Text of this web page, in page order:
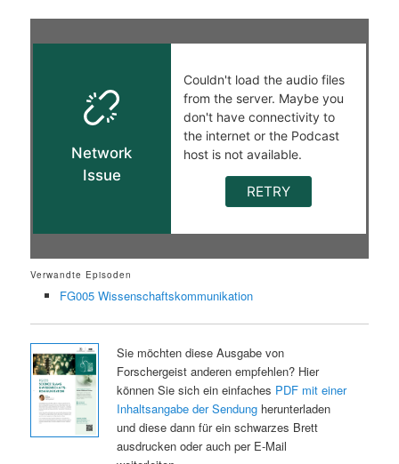
n
Verwandte Episoden
FG005 Wissenschaftskommunikation
Sie möchten diese Ausgabe von
Forschergeist anderen empfehlen? Hier
können Sie sich ein einfaches PDF mit einer
Inhaltsangabe der Sendungherunterladen
und diese dann für ein schwarzes Brett
ausdrucken oder auch per E-Mail